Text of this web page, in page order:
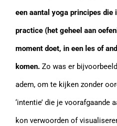
een aantal yoga principes die
practice (het geheel aan
moment doet, in een les of
komen. Zo was er
adem, om te kijken zonder
‘intentie’ die je voorafgaande
kon verwoorden of